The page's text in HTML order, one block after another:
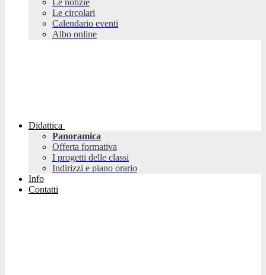
Le notizie
Le circolari
Calendario eventi
Albo online
Didattica
Panoramica
Offerta formativa
I progetti delle classi
Indirizzi e piano orario
Info
Contatti